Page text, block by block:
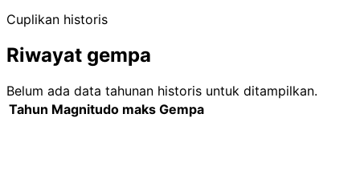
Cuplikan historis
Riwayat gempa
Belum ada data tahunan historis untuk ditampilkan.
Tahun Magnitudo maks Gempa